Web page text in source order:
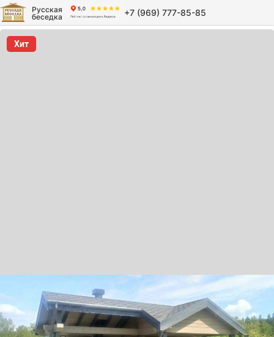
Русская
беседка
+7 (969) 777-85-85
Хит